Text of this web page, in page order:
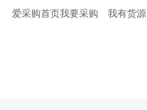
爱采购首页我要采购 我有货源